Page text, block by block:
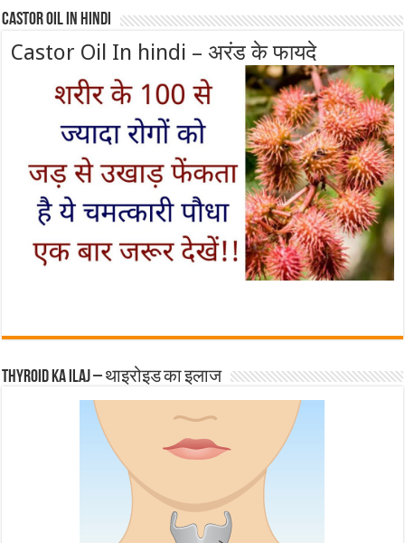
Castor Oil In Hindi
Castor Oil In hindi – अरंड के फायदे
Thyroid ka ilaj – थाइरोइड का इलाज